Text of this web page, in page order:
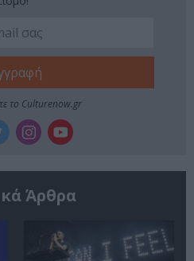
το Culturenow.gr
Άρθρα